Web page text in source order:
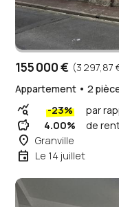
155 000 € (3 297,87
Appartement • 2
query_stats -23% par
savings 4.00% de
place Granville
event Le 14 juillet